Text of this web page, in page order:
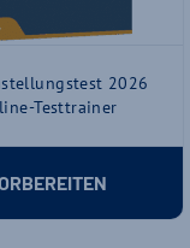
2026
Testtrainer